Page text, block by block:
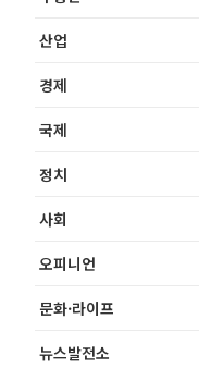
산업
경제
국제
정치
사회
오피니언
문화·라이프
뉴스발전소